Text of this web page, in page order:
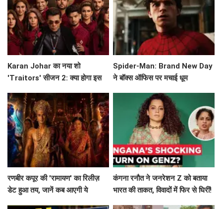
Karan Johar का नया शो
'Traitors' सीजन 2: क्या होगा इस
Spider-Man: Brand New Day
ने बॉक्स ऑफिस पर मचाई धूम
रणबीर कपूर की 'रामायण' का रिलीज़
डेट हुआ तय, जानें कब आएगी ये
कंगना रनौत ने जनरेशन Z को बताया
भारत की ताकत, विवादों में फिर से घिरीं!